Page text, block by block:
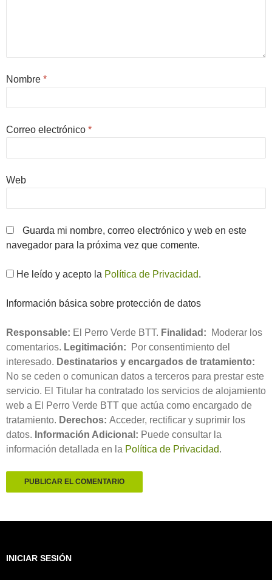
Nombre *
Correo electrónico *
Web
Guarda mi nombre, correo electrónico y web en este
navegador para la próxima vez que comente.
He leído y acepto la Política de Privacidad.
Información básica sobre protección de datos
Responsable: El Perro Verde BTT. Finalidad: Moderar los
comentarios. Legitimación: Por consentimiento del
interesado. Destinatarios y encargados de tratamiento:
No se ceden o comunican datos a terceros para prestar este
servicio. El Titular ha contratado los servicios de alojamiento
web a El Perro Verde BTT que actúa como encargado de
tratamiento. Derechos: Acceder, rectificar y suprimir los
datos. Información Adicional: Puede consultar la
información detallada en la Política de Privacidad.
INICIAR SESIÓN